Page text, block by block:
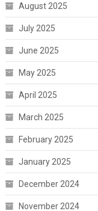
August 2025
July 2025
June 2025
May 2025
April 2025
March 2025
February 2025
January 2025
December 2024
November 2024